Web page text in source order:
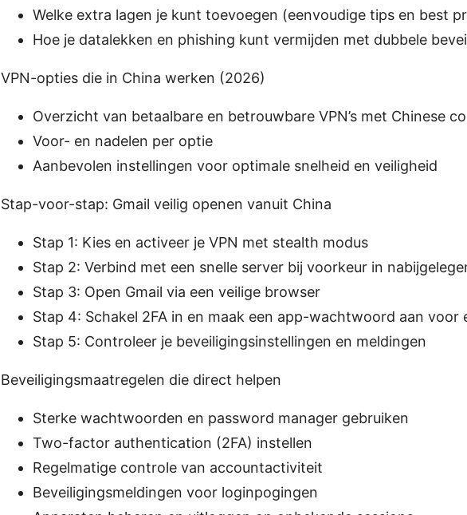
Welke extra lagen je kunt toevoegen (eenvoudige tips en best
Hoe je datalekken en phishing kunt vermijden met dubbele
VPN-opties die in China werken (2026)
Overzicht van betaalbare en betrouwbare VPN’s met Chinese
Voor- en nadelen per optie
Aanbevolen instellingen voor optimale snelheid en veiligheid
Stap-voor-stap: Gmail veilig openen vanuit China
Stap 1: Kies en activeer je VPN met stealth modus
Stap 2: Verbind met een snelle server bij voorkeur in
Stap 3: Open Gmail via een veilige browser
Stap 4: Schakel 2FA in en maak een app-wachtwoord aan voor
Stap 5: Controleer je beveiligingsinstellingen en meldingen
Beveiligingsmaatregelen die direct helpen
Sterke wachtwoorden en password manager gebruiken
Two-factor authentication (2FA) instellen
Regelmatige controle van accountactiviteit
Beveiligingsmeldingen voor loginpogingen